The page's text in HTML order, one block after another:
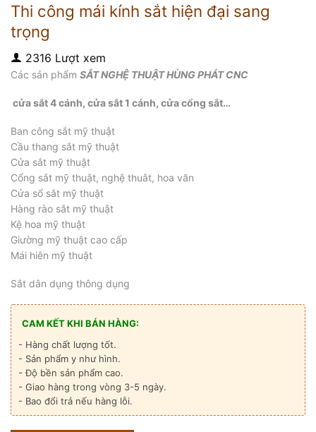
Thi công mái kính sắt hiện đại sang
trọng
2316 Lượt xem
Các sản phẩm SẮT NGHỆ THUẬT HÙNG PHÁT CNC
cửa sắt 4 cánh, cửa sắt 1 cánh, cửa cổng sắt…
Ban công sắt mỹ thuật
Cầu thang sắt mỹ thuật
Cửa sắt mỹ thuật
Cổng sắt mỹ thuật, nghệ thuât, hoa văn
Cửa sổ sắt mỹ thuật
Hàng rào sắt mỹ thuật
Kệ hoa mỹ thuật
Giường mỹ thuật cao cấp
Mái hiên mỹ thuật
Sắt dân dụng thông dụng
CAM KẾT KHI BÁN HÀNG:
- Hàng chất lượng tốt.
- Sản phẩm y như hình.
- Độ bền sản phẩm cao.
- Giao hàng trong vòng 3-5 ngày.
- Bao đổi trả nếu hàng lỗi.